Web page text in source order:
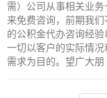
需）公司从事相关业
来免费咨询，前期我
的公积金代办咨询经验
一切以客户的实际情
需求为目的。望广大朋